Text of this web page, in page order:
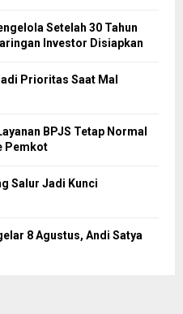
Setelah 30 Tahun
Investor Disiapkan
Prioritas Saat Mal
BPJS Tetap Normal
Pemkot
Salur Jadi Kunci
8 Agustus, Andi Satya